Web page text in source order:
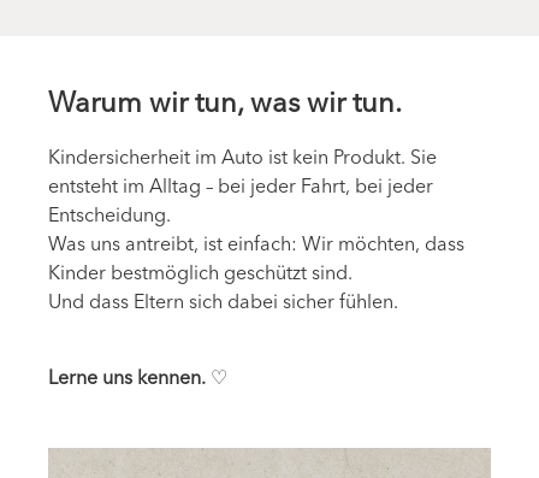
Warum wir tun, was wir tun.
Kindersicherheit im Auto ist kein Produkt. Sie
entsteht im Alltag – bei jeder Fahrt, bei jeder
Entscheidung.
Was uns antreibt, ist einfach: Wir möchten, dass
Kinder bestmöglich geschützt sind.
Und dass Eltern sich dabei sicher fühlen.
Lerne uns kennen. ♡